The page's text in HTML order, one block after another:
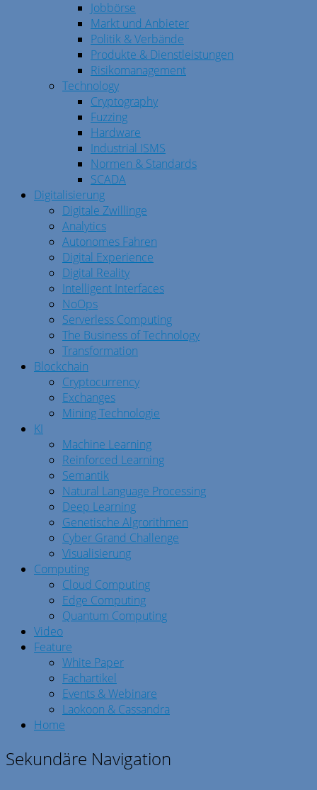
Jobbörse
Markt und Anbieter
Politik & Verbände
Produkte & Dienstleistungen
Risikomanagement
Technology
Cryptography
Fuzzing
Hardware
Industrial ISMS
Normen & Standards
SCADA
Digitalisierung
Digitale Zwillinge
Analytics
Autonomes Fahren
Digital Experience
Digital Reality
Intelligent Interfaces
NoOps
Serverless Computing
The Business of Technology
Transformation
Blockchain
Cryptocurrency
Exchanges
Mining Technologie
KI
Machine Learning
Reinforced Learning
Semantik
Natural Language Processing
Deep Learning
Genetische Algrorithmen
Cyber Grand Challenge
Visualisierung
Computing
Cloud Computing
Edge Computing
Quantum Computing
Video
Feature
White Paper
Fachartikel
Events & Webinare
Laokoon & Cassandra
Home
Sekundäre Navigation